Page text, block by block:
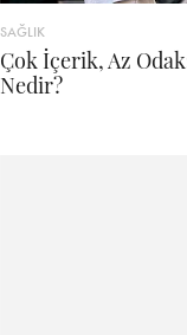
SAĞLIK
Çok İçerik, Az
Nedir?